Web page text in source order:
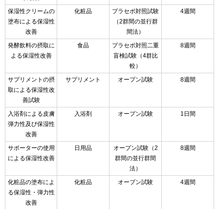
保湿性クリームの
塗布による保湿性
改善
化粧品
プラセボ対照試験
（2群間の並行群
間法）
4週間
発酵飲料の摂取に
よる保湿性改善
食品
プラセボ対照二重
盲検試験（4群比
較）
8週間
サプリメントの摂
取による保湿性改
善試験
サプリメント オープン試験 8週間
入浴剤による皮膚
弾力性及び保湿性
改善
入浴剤 オープン試験 1日間
サポーターの使用
による保湿性改善
日用品
オープン試験（2
群間の並行群間
法）
8週間
化粧品の塗布によ
る保湿性・弾力性
改善
化粧品 オープン試験 4週間